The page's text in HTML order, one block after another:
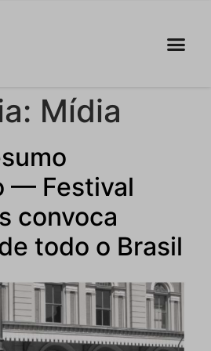
Mídia
— Festival
convoca
todo o Brasil